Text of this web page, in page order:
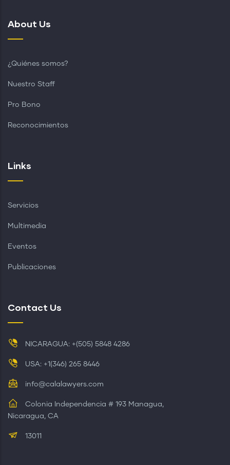
About Us
¿Quiénes somos?
Nuestro Staff
Pro Bono
Reconocimientos
Links
Servicios
Multimedia
Eventos
Publicaciones
Contact Us
NICARAGUA: +(505) 5848 4286
USA: +1(346) 265 8446
info@calalawyers.com
Colonia Independencia # 193 Managua,
Nicaragua, CA
13011